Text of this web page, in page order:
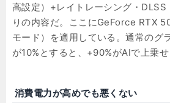
高設定）+レイトレーシング・DLSS
りの内容だ。ここにGeForce RTX
モード）を適用している。通常のグ
が10%とすると、+90%がAIで上乗せ
消費電力が高めでも悪くない